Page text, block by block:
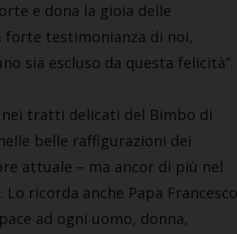
e dona la gioia delle
forte testimonianza di noi,
sia escluso da questa felicità”.
nei tratti delicati del Bimbo di
belle raffigurazioni dei
attuale – ma ancor di più nel
ricorda anche Papa Francesco
ad ogni uomo, donna,